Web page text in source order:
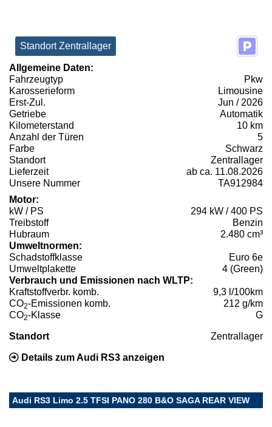
Standort Zentrallager
Allgemeine Daten:
Fahrzeugtyp
Pkw
Karosserieform
Limousine
Erst-Zul.
Jun / 2026
Getriebe
Automatik
Kilometerstand
10 km
Anzahl der Türen
5
Farbe
Schwarz
Standort
Zentrallager
Lieferzeit
ab ca. 11.08.2026
Unsere Nummer
TA912984
Motor:
kW / PS
294 kW / 400 PS
Treibstoff
Benzin
Hubraum
2.480 cm³
Umweltnormen:
Schadstoffklasse
Euro 6e
Umweltplakette
4 (Green)
Verbrauch und Emissionen nach WLTP:
Kraftstoffverbr. komb.
9,3 l/100km
CO2-Emissionen komb.
212 g/km
CO2-Klasse G
Standort Zentrallager
Details zum Audi RS3 anzeigen
Audi RS3 Limo 2.5 TFSI PANO 280 B&O SAGA REAR VIEW